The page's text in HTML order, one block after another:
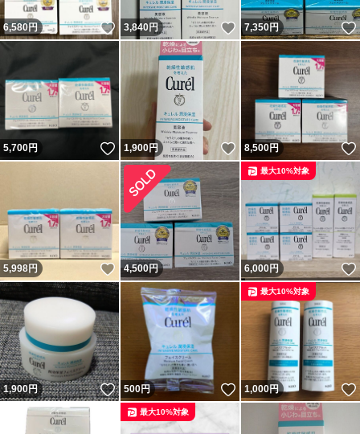
6,580円 いいね！
3,840 円 いいね！
7,350円
5,700円 いいね！
1,900円 いいね！
8,500円
5,998円 いいね！
4,500円 6,000円
最大10%対象
1,900円 いいね！
500円 いいね！
1,000円
最大10%対象
最大10%対象